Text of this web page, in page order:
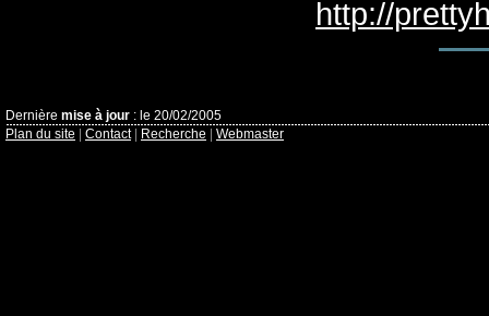
http://
Dernière mise à jour : le 20/02/2005
Plan du site
Contact| Recherche Webmaster